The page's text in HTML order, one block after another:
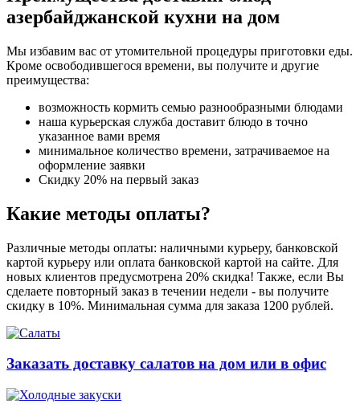
азербайджанской кухни на дом
Мы избавим вас от утомительной процедуры приготовки еды.
Кроме освободившегося времени, вы получите и другие
преимущества:
возможность кормить семью разнообразными блюдами
наша курьерская служба доставит блюдо в точно
указанное вами время
минимальное количество времени, затрачиваемое на
оформление заявки
Скидку 20% на первый заказ
Какие методы оплаты?
Различные методы оплаты: наличными курьеру, банковской
картой курьеру или оплата банковской картой на сайте. Для
новых клиентов предусмотрена 20% скидка! Также, если Вы
сделаете повторный заказ в течении недели - вы получите
скидку в 10%. Минимальная сумма для заказа 1200 рублей.
Заказать доставку салатов на дом или в офис